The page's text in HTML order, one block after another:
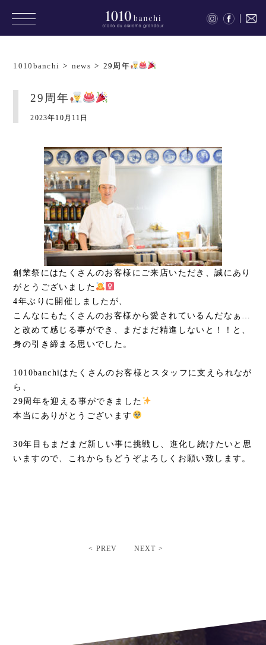
1010banchi > news > 29周年
29周年
2023年10月11日
創業祭にはたくさんのお客様にご来店いただき、誠にあり
がとうございました
4年ぶりに開催しましたが、
こんなにもたくさんのお客様から愛されているんだなぁ…
と改めて感じる事ができ、まだまだ精進しないと！！と、
身の引き締まる思いでした。
1010banchiはたくさんのお客様とスタッフに支えられなが
ら、
29周年を迎える事ができました
本当にありがとうございます
30年目もまだまだ新しい事に挑戦し、進化し続けたいと思
いますので、これからもどうぞよろしくお願い致します。
< PREV NEXT >